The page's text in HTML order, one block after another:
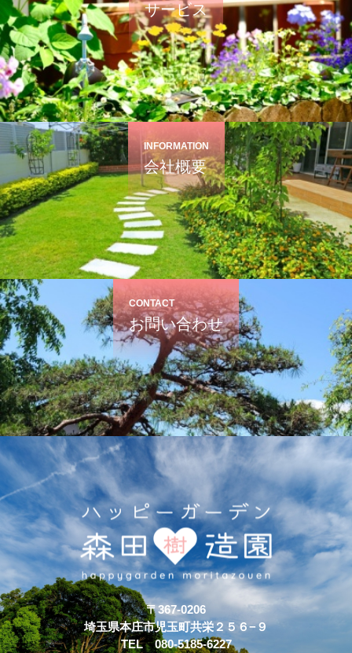
サービス
INFORMATION
会社概要
CONTACT
お問い合わせ
〒367-0206
埼玉県本庄市児玉町共栄２５６−９
TEL 080-5185-6227